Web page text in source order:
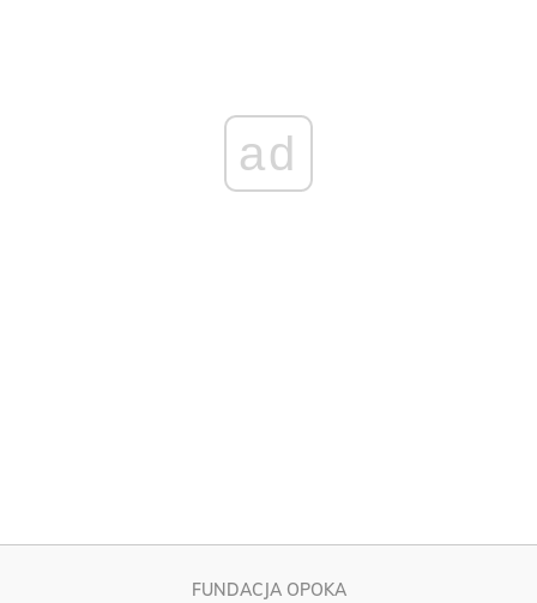
FUNDACJA OPOKA